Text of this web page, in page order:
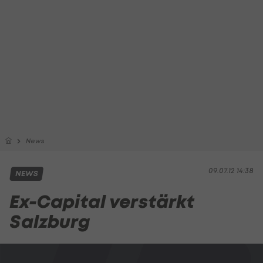
News
09.07.12 14:38
NEWS
Ex-Capital verstärkt
Salzburg